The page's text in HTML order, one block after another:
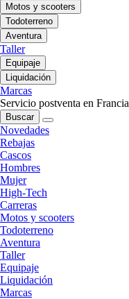
Motos y scooters
Todoterreno
Aventura
Taller
Equipaje
Liquidación
Marcas
Servicio postventa en Francia
Buscar
Novedades
Rebajas
Cascos
Hombres
Mujer
High-Tech
Carreras
Motos y scooters
Todoterreno
Aventura
Taller
Equipaje
Liquidación
Marcas